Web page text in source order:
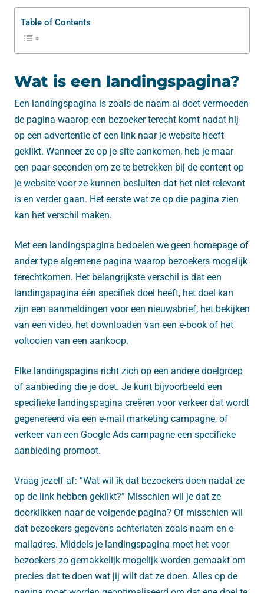
Table of Contents
Wat is een landingspagina?
Een landingspagina is zoals de naam al doet vermoeden
de pagina waarop een bezoeker terecht komt nadat hij
op een advertentie of een link naar je website heeft
geklikt. Wanneer ze op je site aankomen, heb je maar
een paar seconden om ze te betrekken bij de content op
je website voor ze kunnen besluiten dat het niet relevant
is en verder gaan. Het eerste wat ze op die pagina zien
kan het verschil maken.
Met een landingspagina bedoelen we geen homepage of
ander type algemene pagina waarop bezoekers mogelijk
terechtkomen. Het belangrijkste verschil is dat een
landingspagina één specifiek doel heeft, het doel kan
zijn een aanmeldingen voor een nieuwsbrief, het bekijken
van een video, het downloaden van een e-book of het
voltooien van een aankoop.
Elke landingspagina richt zich op een andere doelgroep
of aanbieding die je doet. Je kunt bijvoorbeeld een
specifieke landingspagina creëren voor verkeer dat wordt
gegenereerd via een e-mail marketing campagne, of
verkeer van een Google Ads campagne een specifieke
aanbieding promoot.
Vraag jezelf af: “Wat wil ik dat bezoekers doen nadat ze
op de link hebben geklikt?” Misschien wil je dat ze
doorklikken naar de volgende pagina? Of misschien wil
dat bezoekers gegevens achterlaten zoals naam en e-
mailadres. Middels je landingspagina moet het voor
bezoekers zo gemakkelijk mogelijk worden gemaakt om
precies dat te doen wat jij wilt dat ze doen. Alles op de